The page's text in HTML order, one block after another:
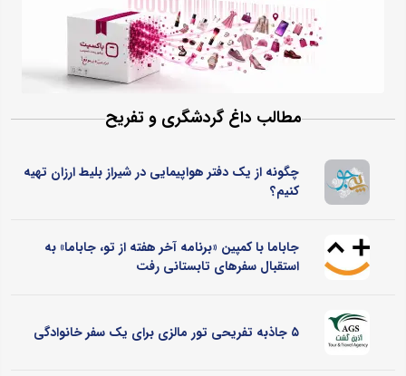
مطالب داغ گردشگری و تفریح
چگونه از یک دفتر هواپیمایی در شیراز بلیط ارزان تهیه
کنیم؟
جاباما با کمپین «برنامه آخر هفته از تو، جاباما» به
استقبال سفرهای تابستانی رفت
۵ جاذبه تفریحی تور مالزی برای یک سفر خانوادگی